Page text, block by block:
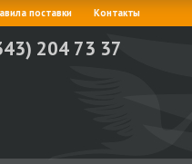
поставки Контакты
204 73 37